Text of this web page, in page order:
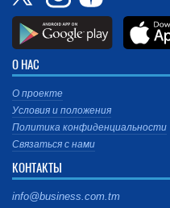
О НАС
О проекте
Условия и положения
Политика конфиденциальности
Связаться с нами
КОНТАКТЫ
info@business.com.tm